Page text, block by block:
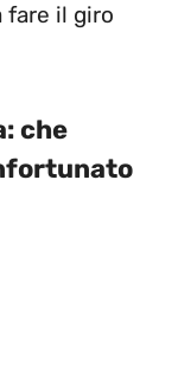
fare il giro
che